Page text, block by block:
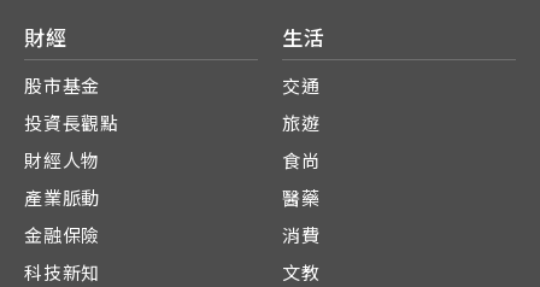
財經
股市基金
投資長觀點
財經人物
產業脈動
金融保險
科技新知
生活
交通
旅遊
食尚
醫藥
消費
文教